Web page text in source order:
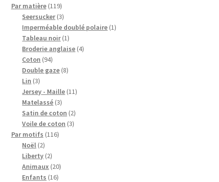
produits
Par matière 119119
produits
Seersucker 33
produits
Imperméable doublé polaire 11
Tableau noir 11
produit
Broderie anglaise 44
Coton 9494
produits
Double gaze 88
Lin 33
produits
Jersey - Maille 1111
Matelassé 33
produits
Satin de coton 22
produits
Voile de coton 33
Par motifs 116116
Noël 22
produits
Liberty 22
produits
Animaux 2020
Enfants 1616